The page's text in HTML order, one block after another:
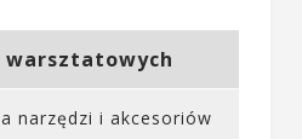
narzędzi i akcesoriów